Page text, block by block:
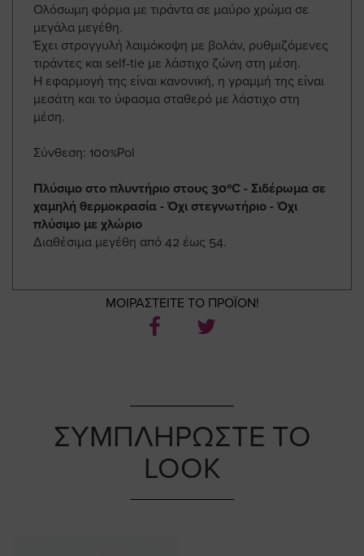
Ολόσωμη φόρμα με τιράντα σε μαύρο χρώμα σε
μεγάλα μεγέθη.
Έχει στρογγυλή λαιμόκοψη με βολάν, ρυθμιζόμενες
τιράντες και self-tie με λάστιχο ζώνη στη μέση.
Η εφαρμογή της είναι κανονική, η γραμμή της είναι
μεσάτη και το ύφασμα σταθερό με λάστιχο στη
μέση.
Σύνθεση: 100%Pol
Πλύσιμο στο πλυντήριο στους 30ºC - Σιδέρωμα σε
χαμηλή θερμοκρασία - Όχι στεγνωτήριο - Όχι
πλύσιμο με χλώριο
Διαθέσιμα μεγέθη από 42 έως 54.
ΜΟΙΡΑΣΤΕΙΤΕ ΤΟ ΠΡΟΪΟΝ!
ΣΥΜΠΛΗΡΩΣΤΕ ΤΟ
LOOK